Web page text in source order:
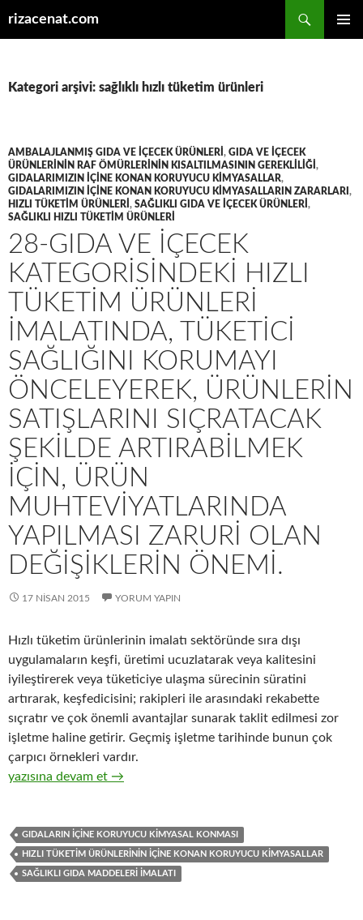
rizacenat.com
Kategori arşivi: sağlıklı hızlı tüketim ürünleri
AMBALAJLANMIŞ GIDA VE IÇECEK ÜRÜNLERI , GIDA VE IÇECEK
ÜRÜNLERININ RAF ÖMÜRLERININ KISALTILMASININ GEREKLILIĞI ,
GIDALARIMIZIN IÇINE KONAN KORUYUCU KIMYASALLAR,
GIDALARIMIZIN IÇINE KONAN KORUYUCU KIMYASALLARIN ZARARLARI ,
HIZLI TÜKETIM ÜRÜNLERI , SAĞLIKLI GIDA VE IÇECEK ÜRÜNLERI ,
SAĞLIKLI HIZLI TÜKETIM ÜRÜNLERI
28-GIDA VE IÇECEK
KATEGORISINDEKI HIZLI
TÜKETIM ÜRÜNLERI
IMALATINDA, TÜKETICI
SAĞLIĞINI KORUMAYI
ÖNCELEYEREK, ÜRÜNLERIN
SATIŞLARINI SIÇRATACAK
ŞEKILDE ARTIRABILMEK
IÇIN, ÜRÜN
MUHTEVIYATLARINDA
YAPILMASI ZARURI OLAN
DEĞIŞIKLERIN ÖNEMI.
17 NISAN 2015 YORUM YAPIN
Hızlı tüketim ürünlerinin imalatı sektöründe sıra dışı
uygulamaların keşfi, üretimi ucuzlatarak veya kalitesini
iyileştirerek veya tüketiciye ulaşma sürecinin süratini
artırarak, keşfedicisini; rakipleri ile arasındaki rekabette
sıçratır ve çok önemli avantajlar sunarak taklit edilmesi zor
işletme haline getirir. Geçmiş işletme tarihinde bunun çok
çarpıcı örnekleri vardır.
28-Gıda ve içecek kategorisindeki hızlı tüketim ürünleri
yazısına devam et →
GIDALARIN IÇINE KORUYUCU KIMYASAL KONMASI
HIZLI TÜKETIM ÜRÜNLERININ IÇINE KONAN KORUYUCU KIMYASALLAR
SAĞLIKLI GIDA MADDELERI IMALATI